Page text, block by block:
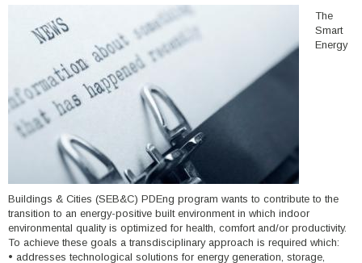
The
Smart
Energy
Buildings & Cities (SEB&C) PDEng program wants to contribute to the
transition to an energy-positive built environment in which indoor
environmental quality is optimized for health, comfort and/or productivity.
To achieve these goals a transdisciplinary approach is required which:
• addresses technological solutions for energy generation, storage,